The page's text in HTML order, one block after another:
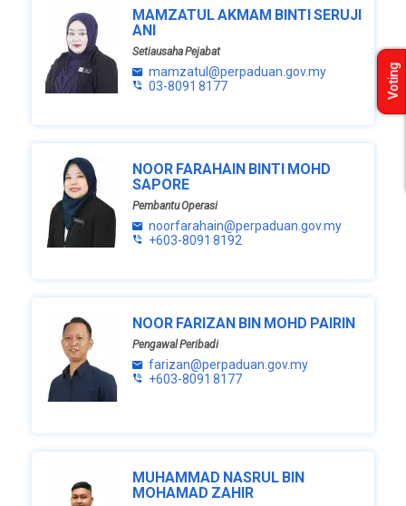
MAMZATUL AKMAM BINTI SERUJI
ANI
Setiausaha Pejabat
mamzatul@perpaduan.gov.my
03-8091 8177
NOOR FARAHAIN BINTI MOHD
SAPORE
Pembantu Operasi
noorfarahain@perpaduan.gov.my
+603-8091 8192
NOOR FARIZAN BIN MOHD PAIRIN
Pengawal Peribadi
farizan@perpaduan.gov.my
+603-8091 8177
MUHAMMAD NASRUL BIN
MOHAMAD ZAHIR
Voting